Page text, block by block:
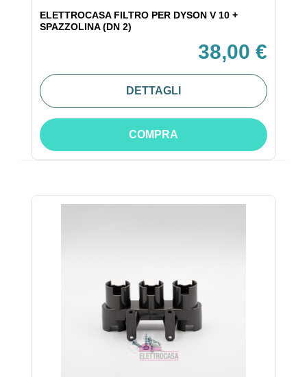
ELETTROCASA FILTRO PER DYSON V 10 +
SPAZZOLINA (DN 2)
38,00 €
DETTAGLI
COMPRA